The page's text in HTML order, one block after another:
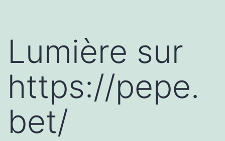
Lumière sur
https://pepe.
bet/